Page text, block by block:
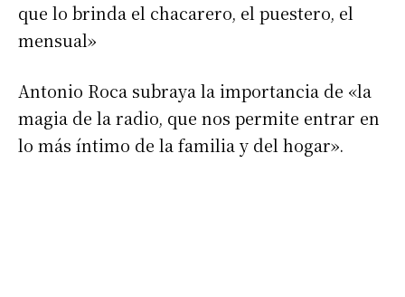
que lo brinda el chacarero, el puestero, el
mensual»
Antonio Roca subraya la importancia de «la
magia de la radio, que nos permite entrar en
lo más íntimo de la familia y del hogar».